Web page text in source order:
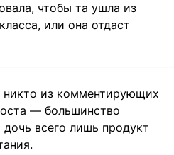
чтобы та ушла из
или она отдаст
никто из комментирующих
— большинство
всего лишь продукт